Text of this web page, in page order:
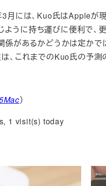
月には、Kuo氏はAppleが
ように持ち運びに便利で、
係があるかどうかは定か
、これまでのKuo氏の予測
）
1 visit(s) today